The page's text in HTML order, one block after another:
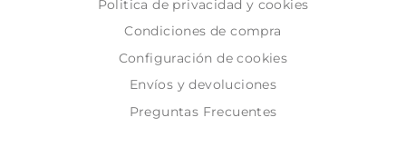
Politica de privacidad y cookies
Condiciones de compra
Configuración de cookies
Envíos y devoluciones
Preguntas Frecuentes